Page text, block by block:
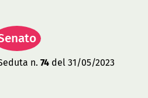
n. 74del 31/05/2023